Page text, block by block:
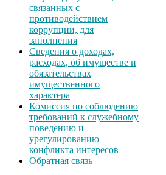
связанных с
противодействием
коррупции, для
заполнения
Сведения о доходах,
расходах, об имуществе и
обязательствах
имущественного
характера
Комиссия по соблюдению
требований к служебному
поведению и
урегулированию
конфликта интересов
Обратная связь